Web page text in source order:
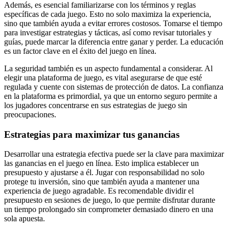
Además, es esencial familiarizarse con los términos y reglas
específicas de cada juego. Esto no solo maximiza la experiencia,
sino que también ayuda a evitar errores costosos. Tomarse el tiempo
para investigar estrategias y tácticas, así como revisar tutoriales y
guías, puede marcar la diferencia entre ganar y perder. La educación
es un factor clave en el éxito del juego en línea.
La seguridad también es un aspecto fundamental a considerar. Al
elegir una plataforma de juego, es vital asegurarse de que esté
regulada y cuente con sistemas de protección de datos. La confianza
en la plataforma es primordial, ya que un entorno seguro permite a
los jugadores concentrarse en sus estrategias de juego sin
preocupaciones.
Estrategias para maximizar tus ganancias
Desarrollar una estrategia efectiva puede ser la clave para maximizar
las ganancias en el juego en línea. Esto implica establecer un
presupuesto y ajustarse a él. Jugar con responsabilidad no solo
protege tu inversión, sino que también ayuda a mantener una
experiencia de juego agradable. Es recomendable dividir el
presupuesto en sesiones de juego, lo que permite disfrutar durante
un tiempo prolongado sin comprometer demasiado dinero en una
sola apuesta.